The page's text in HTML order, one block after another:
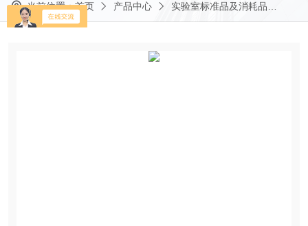
当前位置：首页 产品中心 实验室标准品及消耗品